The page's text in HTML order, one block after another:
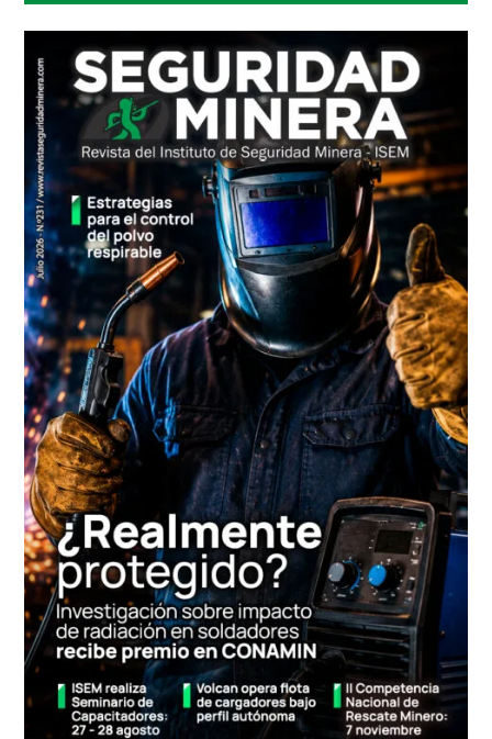
principal